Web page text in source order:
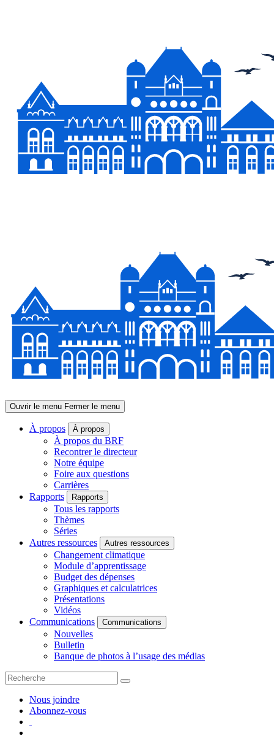
Ouvrir le menu Fermer le menu
À propos À propos
À propos du BRF
Recontrer le directeur
Notre équipe
Foire aux questions
Carrières
Rapports
Rapports
Tous les rapports
Thèmes
Séries
Autres ressources
Autres ressources
Changement climatique
Module d’apprentissage
Budget des dépenses
Graphiques et calculatrices
Présentations
Vidéos
Communications
Communications
Nouvelles
Bulletin
Banque de photos à l’usage des médias
Nous joindre
Abonnez-vous